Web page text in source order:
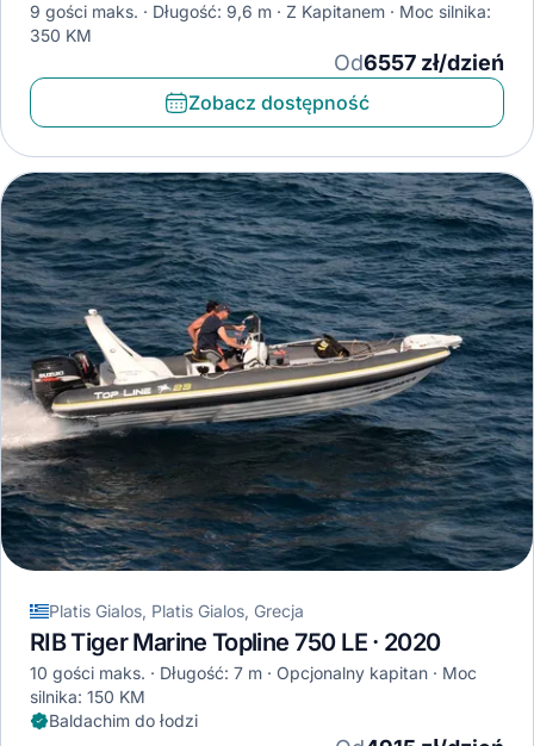
9 gości maks. Długość: 9,6 m Z Kapitanem
Moc silnika:
350 KM
Od6557 zł/dzień
Zobacz dostępność
Platis Gialos, Platis Gialos, Grecja
RIB Tiger Marine Topline 750 LE · 2020
10 gości maks. Długość: 7 m Opcjonalny kapitan
Moc
silnika: 150 KM
Baldachim do łodzi